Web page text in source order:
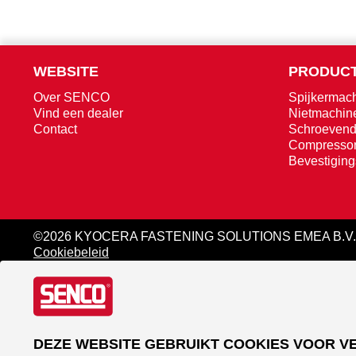
WEBSITE
Over SENCO
Vind een dealer
Contact
©2026 KYOCERA FASTENING SOLUTIONS EMEA B.V.
Cookiebeleid
DEZE WEBSITE GEBRUIKT COOKIES VOOR